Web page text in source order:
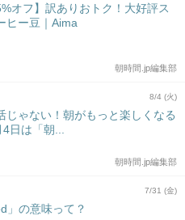
オフ】訳ありおトク！大好評ス
ヒー豆｜Aima
朝時間.jp編集部
8/4 (火)
じゃない！朝がもっと楽しくなる
日は「朝...
朝時間.jp編集部
7/31 (金)
」の意味って？